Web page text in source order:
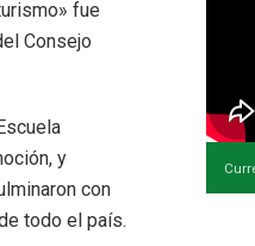
fue
Consejo
y
con
todo el país.